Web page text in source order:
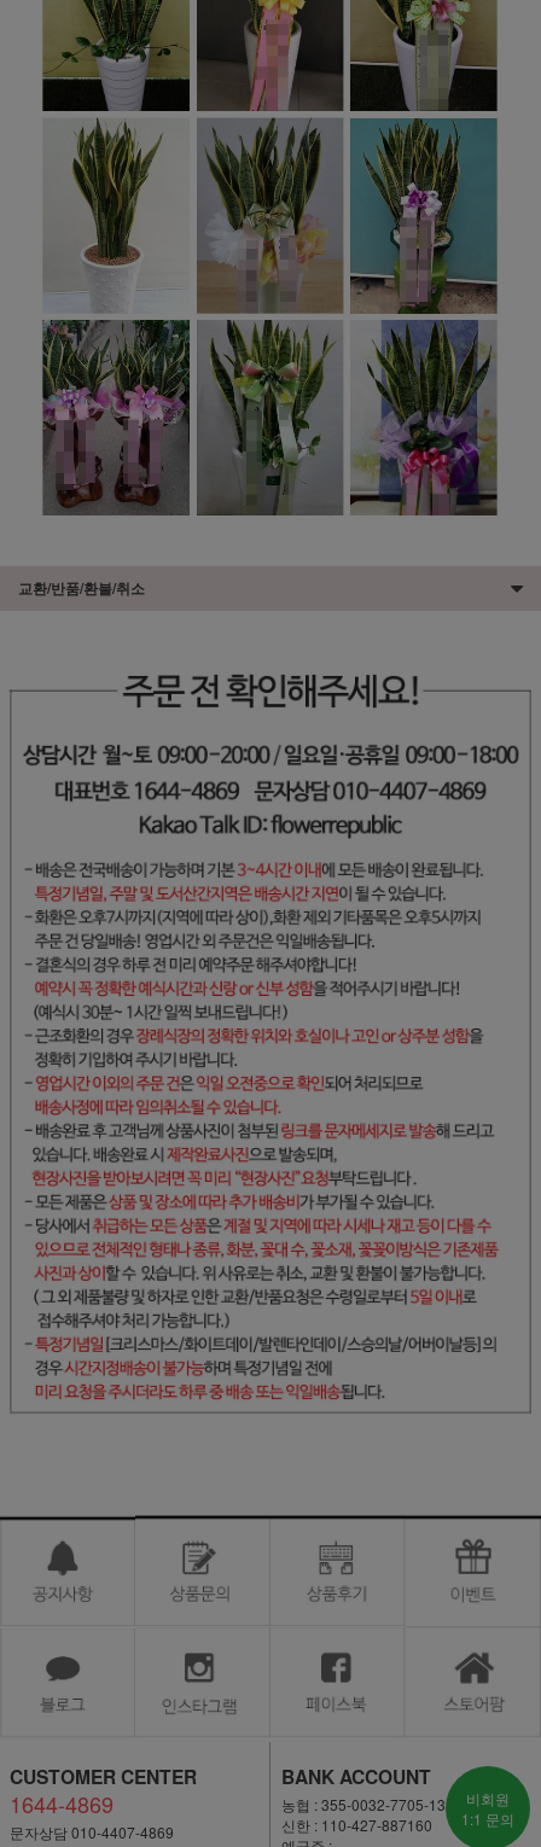
교환/반품/환불/취소
CUSTOMER CENTER
1644-4869
문자상담 010-4407-4869
BANK ACCOUNT
농협 : 355-0032-7705-13
신한 : 110-427-887160
비회원
1:1 문의